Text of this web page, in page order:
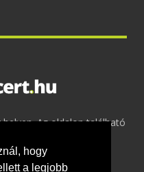
hogy
a legjobb
Az oldalon található
-Felhasználási
és üzenet küldés